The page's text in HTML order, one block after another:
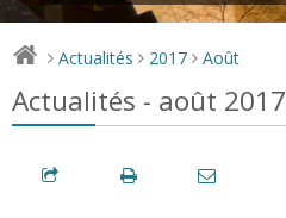
> Actualités > 2017 > Août
Actualités - août 2017